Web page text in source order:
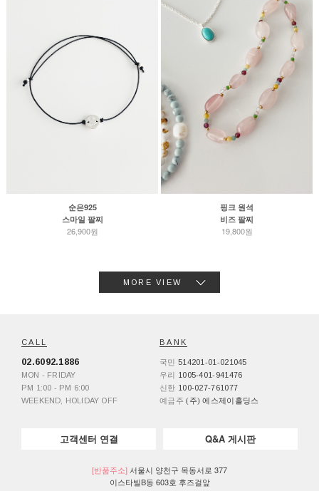
순은925
스마일 팔찌
26,900원
핑크 원석
비즈 팔찌
19,800원
MORE VIEW
CALL
02.6092.1886
MON - FRIDAY
PM 1:00 - PM 6:00
WEEKEND, HOLIDAY OFF
BANK
국민 514201-01-021045
우리 1005-401-941476
신한 100-027-761077
예금주 (주) 에스제이홀딩스
고객센터 연결 Q&A 게시판
[반품주소] 서울시 양천구 목동서로 377
이스타빌B동 603호 후즈걸앞